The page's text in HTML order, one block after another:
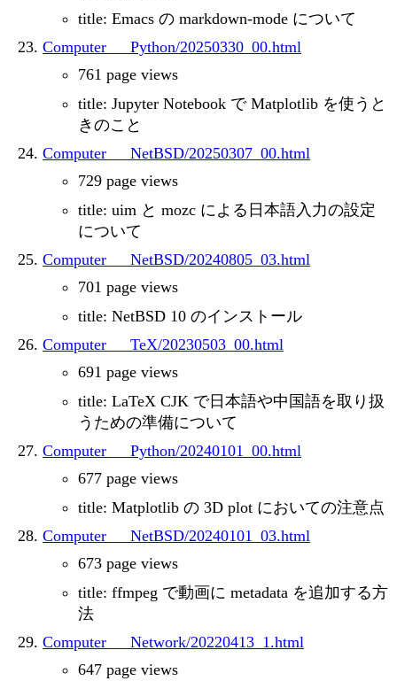
title: Emacs の markdown-mode について
Computer___Python/20250330_00.html
761 page views
title: Jupyter Notebook で Matplotlib を使うと
きのこと
Computer___NetBSD/20250307_00.html
729 page views
title: uim と mozc による日本語入力の設定
について
Computer___NetBSD/20240805_03.html
701 page views
title: NetBSD 10 のインストール
Computer___TeX/20230503_00.html
691 page views
title: LaTeX CJK で日本語や中国語を取り扱
うための準備について
Computer___Python/20240101_00.html
677 page views
title: Matplotlib の 3D plot においての注意点
Computer___NetBSD/20240101_03.html
673 page views
title: ffmpeg で動画に metadata を追加する方
法
Computer___Network/20220413_1.html
647 page views